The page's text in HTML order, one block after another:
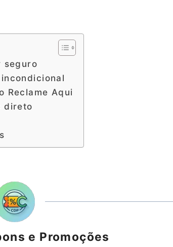
seguro
Reclame Aqui
direto
e Promoções